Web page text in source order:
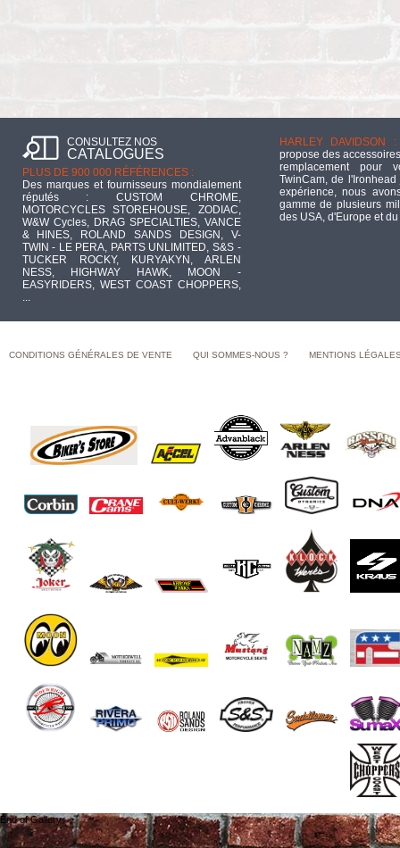
CONSULTEZ NOS
CATALOGUES
PLUS DE 900 000 RÉFÉRENCES :
Des marques et fournisseurs mondialement
réputés : CUSTOM CHROME,
MOTORCYCLES STOREHOUSE, ZODIAC,
W&W Cycles, DRAG SPECIALTIES, VANCE
& HINES, ROLAND SANDS DESIGN, V-
TWIN - LE PERA, PARTS UNLIMITED, S&S -
TUCKER ROCKY, KURYAKYN, ARLEN
NESS, HIGHWAY HAWK, MOON -
EASYRIDERS, WEST COAST CHOPPERS,
HARLEY DAVIDSON :
propose des
remplacement pour
TwinCam, de
expérience, nous
gamme de plusieurs
des USA, d'Europe et
CONDITIONS GÉNÉRALES DE VENTE QUI SOMMES-NOUS ? MENTIONS
End of Gallery